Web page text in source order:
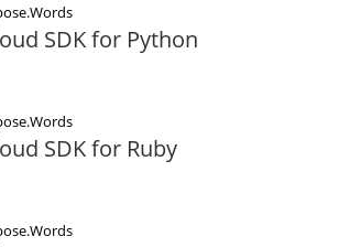
SDK for Python
SDK for Ruby